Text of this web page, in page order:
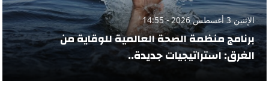
الإثنين 3 أغسطس 2026 - 14:55
برنامج منظمة الصحة العالمية للوقاية من
الغرق: استراتيجيات جديدة..